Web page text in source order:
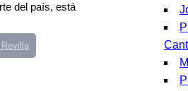
del país, está